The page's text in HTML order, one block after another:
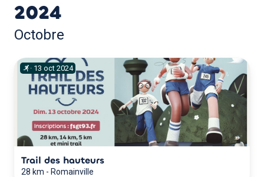
2024
Octobre
· 13 oct 2024
Trail des hauteurs
28 km - Romainville